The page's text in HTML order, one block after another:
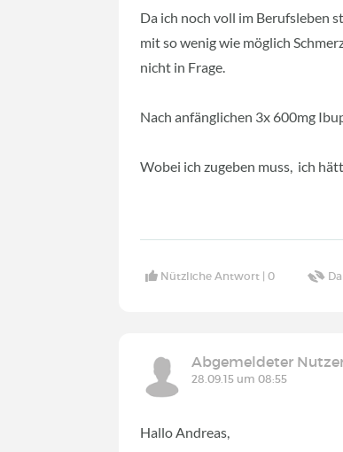
Da ich noch voll im Berufsleben
mit so wenig wie möglich
nicht in Frage.
Nach anfänglichen 3x 600mg
Wobei ich zugeben muss, ich
Nützliche Antwort |0
Abgemeldeter
28.09.15 um 08:55
Hallo Andreas,